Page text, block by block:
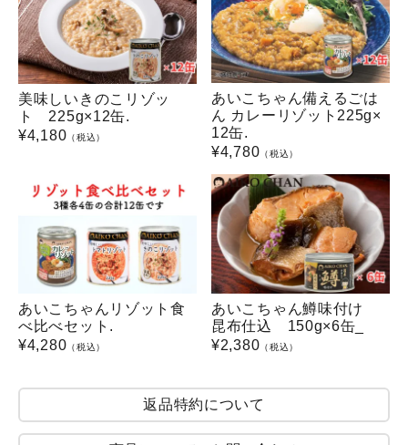
美味しいきのこリゾッ
ト 225g×12缶.
¥4,180 （税込）
あいこちゃん備えるごは
ん カレーリゾット225g×
12缶.
¥4,780 （税込）
あいこちゃんリゾット食
べ比べセット.
¥4,280 （税込）
あいこちゃん鱒味付け
昆布仕込 150g×6缶_
¥2,380 （税込）
返品特約について